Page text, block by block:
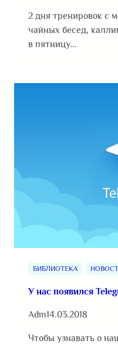
2 дня тренировок с
чайных бесед,
в пятницу…
БИБЛИОТЕКА
У нас появился
Adm14.03.2018
Чтобы узнавать о